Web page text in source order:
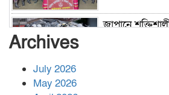
জাপানে
Archives
July 2026
May 2026